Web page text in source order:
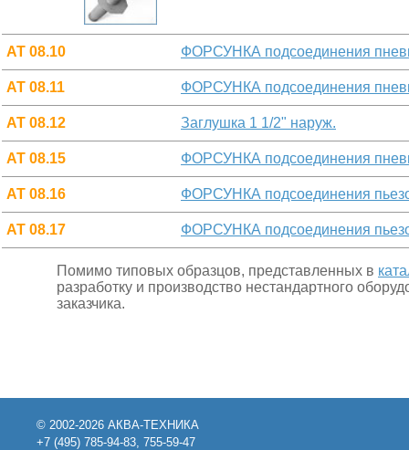
АТ 08.10 ФОРСУНКА подсоединения
АТ 08.11 ФОРСУНКА подсоединения
АТ 08.12 Заглушка 1 1/2" наруж.
АТ 08.15 ФОРСУНКА подсоединения
АТ 08.16 ФОРСУНКА подсоединения
АТ 08.17 ФОРСУНКА подсоединения
Помимо типовых образцов, представленных в
разработку и производство нестандартного
заказчика.
© 2002-2026 АКВА-ТЕХНИКА
+7 (495) 785-94-83, 755-59-47